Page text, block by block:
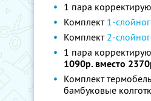
1 пара
Комплект 1-
Комплект 2-
1 пара
1090р. вместо
Комплект
бамбуковые